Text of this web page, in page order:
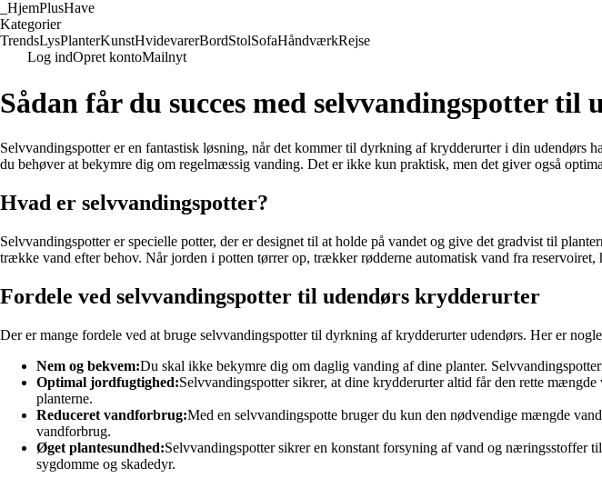
HjemPlusHave
Kategorier
TrendsLysPlanterKunstHvidevarerBordStolSofaHåndværkRejse
Log indOpret kontoMailnyt
Sådan får du succes med selvvandingspotter
Selvvandingspotter er en fantastisk løsning, når det kommer til dyrkning af krydderurter i din udendørs
du behøver at bekymre dig om regelmæssig vanding. Det er ikke kun praktisk, men det giver også
Hvad er selvvandingspotter?
Selvvandingspotter er specielle potter, der er designet til at holde på vandet og give det gradvist til
trække vand efter behov. Når jorden i potten tørrer op, trækker rødderne automatisk vand fra
Fordele ved selvvandingspotter til udendørs krydderurter
Der er mange fordele ved at bruge selvvandingspotter til dyrkning af krydderurter udendørs. Her er
Nem og bekvem:Du skal ikke bekymre dig om daglig vanding af dine planter.
Optimal jordfugtighed:Selvvandingspotter sikrer, at dine krydderurter altid får den rette
planterne.
Reduceret vandforbrug:Med en selvvandingspotte bruger du kun den nødvendige mængde
vandforbrug.
Øget plantesundhed:Selvvandingspotter sikrer en konstant forsyning af vand og næringsstoffer
sygdomme og skadedyr.